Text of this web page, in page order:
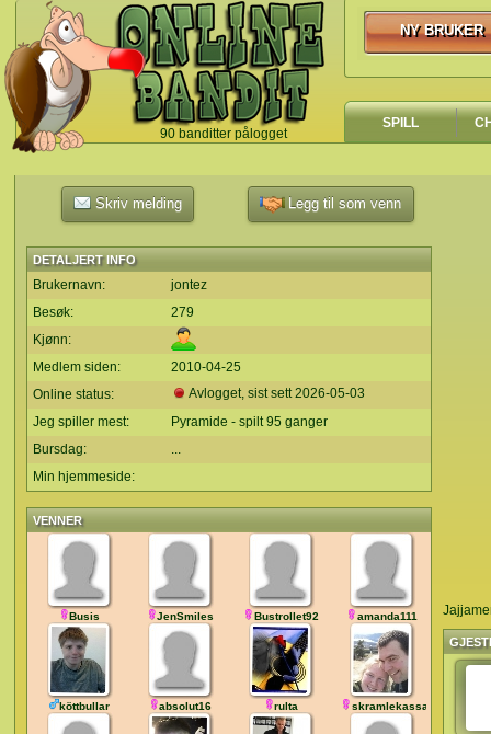
90 banditter pålogget
`
NY BRUKER
NY BRUKER
SPILL
Skriv melding Legg til som venn
DETALJERT INFO
Brukernavn:
jontez
Besøk:
279
Kjønn:
Medlem siden:
2010-04-25
Online status:
Avlogget, sist sett2026-05-03
Jeg spiller mest:
Pyramide - spilt 95 ganger
Bursdag:
...
Min hjemmeside:
VENNER
Busis JenSmiles Bustrollet92 amanda111
köttbullar absolut16 rulta skramlekassa